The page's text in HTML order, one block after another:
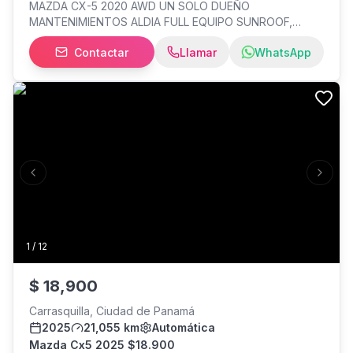
MAZDA CX-5 2020 AWD UN SOLO DUEÑO
MANTENIMIENTOS ALDIA FULL EQUIPO SUNROOF,
CAMA DE RETROCESO ASIENTO DE CUERO Y
ELECTRICOContactar Llamar WhatsApp
1 / 12
Previous slide Next
$ 18,900
Carrasquilla, Ciudad de Panamá
2025
21,055 km
Automática
Mazda Cx5 2025 $18.900